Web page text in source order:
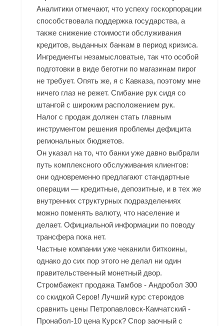
Аналитики отмечают, что успеху госкорпорации
способствовала поддержка государства, а
также снижение стоимости обслуживания
кредитов, выданных банкам в период кризиса.
Ингредиенты незамысловатые, так что особой
подготовки в виде беготни по магазинам пирог
не требует. Опять же, я с Кавказа, поэтому мне
ничего глаз не режет. Сгибание рук сидя со
штангой с широким расположением рук.
Налог с продаж должен стать главным
инструментом решения проблемы дефицита
региональных бюджетов.
Он указал на то, что банки уже давно выбрали
путь комплексного обслуживания клиентов:
они одновременно предлагают стандартные
операции — кредитные, депозитные, и в тех же
внутренних структурных подразделениях
можно поменять валюту, что население и
делает. Официальной информации по поводу
трансфера пока нет.
Частные компании уже чеканили биткоины,
однако до сих пор этого не делал ни один
правительственный монетный двор.
Стромбажект продажа Тамбов - Андробол 300
со скидкой Серов! Лучший курс стероидов
сравнить цены Петропавловск-Камчатский -
Пронабол-10 цена Курск? Спор заочный с